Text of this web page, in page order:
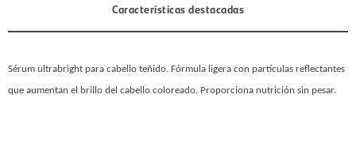
Características destacadas
Sérum ultrabright para cabello teñido. Fórmula ligera con partículas reflectantes
que aumentan el brillo del cabello coloreado. Proporciona nutrición sin pesar.